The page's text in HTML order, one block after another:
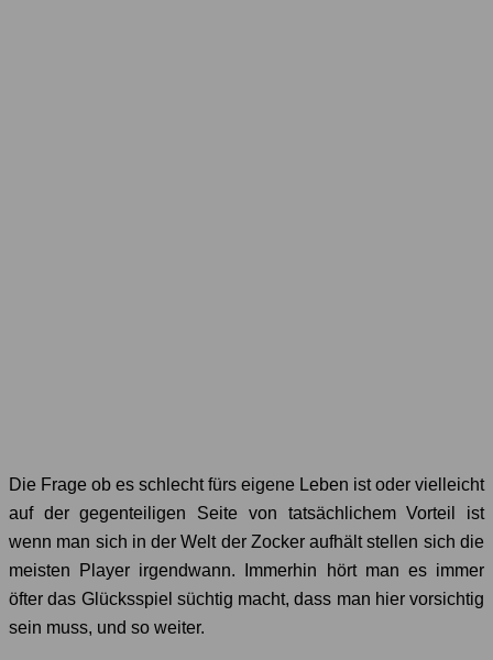
Die Frage ob es schlecht fürs eigene Leben ist oder vielleicht
auf der gegenteiligen Seite von tatsächlichem Vorteil ist
wenn man sich in der Welt der Zocker aufhält stellen sich die
meisten Player irgendwann. Immerhin hört man es immer
öfter das Glücksspiel süchtig macht, dass man hier vorsichtig
sein muss, und so weiter.